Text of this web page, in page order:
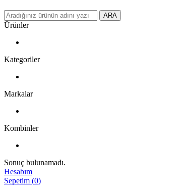
ARA
Ürünler
Kategoriler
Markalar
Kombinler
Sonuç bulunamadı.
Hesabım
Sepetim (0)